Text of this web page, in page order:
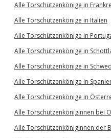
Alle Torschützenkönige in
Alle Torschützenkönige in Italien
Alle Torschützenkönige in
Alle Torschützenkönige in
Alle Torschützenkönige in
Alle Torschützenkönige in
Alle Torschützenkönige in
Alle Torschützenköniginnen bei
Alle Torschützenköniginnen der